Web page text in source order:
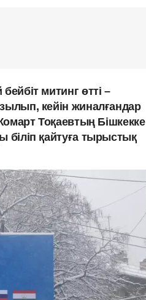
митинг өтті –
кейін жиналғандар
Тоқаевтың Бішкекке
біліп қайтуға тырыстық